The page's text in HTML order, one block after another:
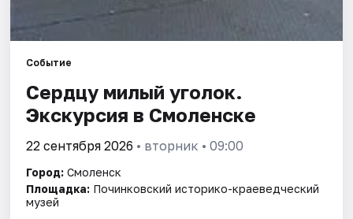
Событие
Сердцу милый уголок.
Экскурсия в Смоленске
22 сентября 2026 • вторник • 09:00
Город: Смоленск
Площадка: Починковский историко-краеведческий
музей